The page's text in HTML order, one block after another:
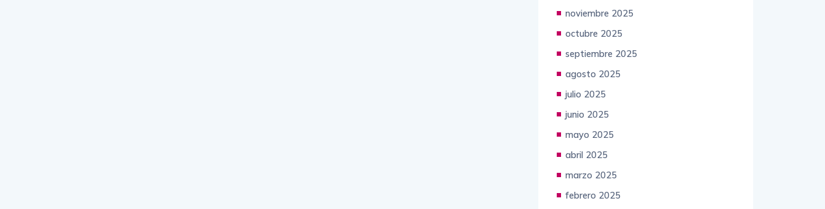
noviembre 2025
octubre 2025
septiembre 2025
agosto 2025
julio 2025
junio 2025
mayo 2025
abril 2025
marzo 2025
febrero 2025